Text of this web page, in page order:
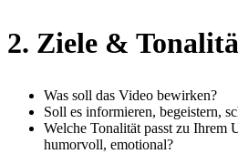
2. Ziele &
Was soll das Video bewirken?
Soll es informieren, begeistern,
Welche Tonalität passt zu Ihrem
humorvoll, emotional?